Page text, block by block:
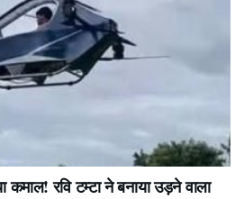
रवि टम्टा ने बनाया उड़ने वाला